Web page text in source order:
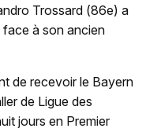
Trossard (86e) a
à son ancien
de recevoir le Bayern
de Ligue des
jours en Premier